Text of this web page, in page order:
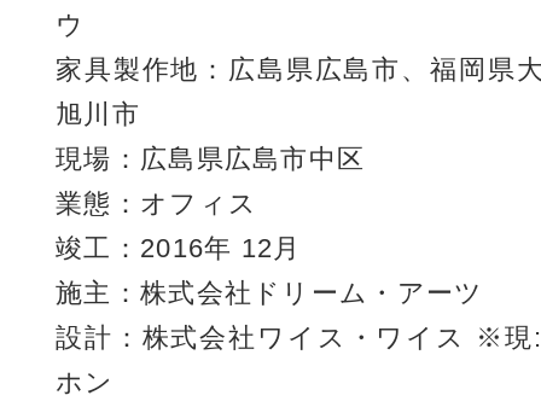
ウ
家具製作地：広島県広島市、福岡県
旭川市
現場：広島県広島市中区
業態：オフィス
竣工：2016年 12月
施主：株式会社ドリーム・アーツ
設計：株式会社ワイス・ワイス ※現
ホン